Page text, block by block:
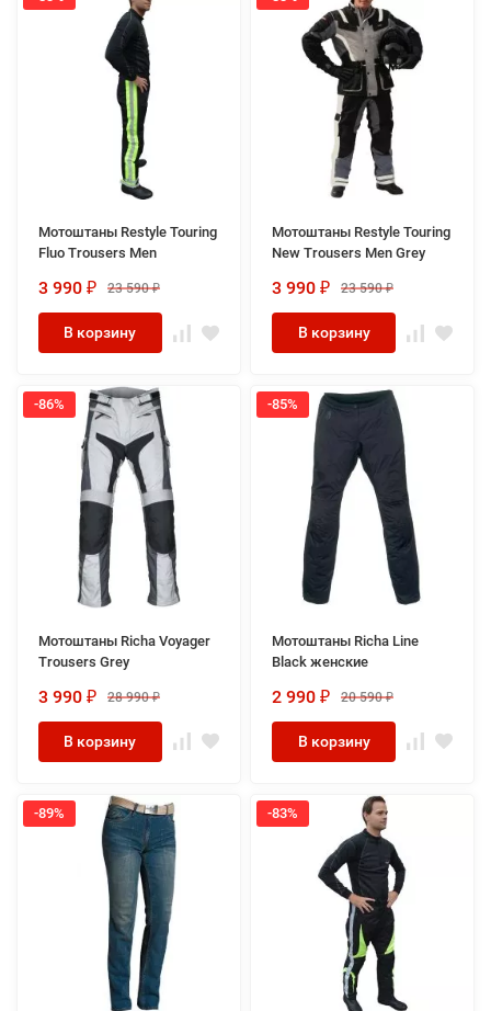
Мотоштаны Restyle Touring
Fluo Trousers Men
3 990 ₽ 23 590 ₽
В корзину
Мотоштаны Restyle Touring
New Trousers Men Grey
3 990 ₽ 23 590 ₽
В корзину
-86%
Мотоштаны Richa Voyager
Trousers Grey
3 990 ₽ 28 990 ₽
В корзину
-85%
Мотоштаны Richa Line
Black женские
2 990 ₽ 20 590 ₽
В корзину
-89% -83%